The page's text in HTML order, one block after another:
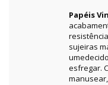
Papéis
sujeiras
esfregar.